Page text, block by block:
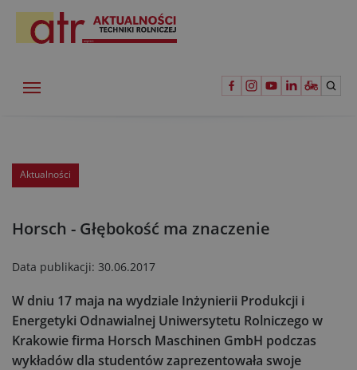
Aktualności
Horsch - Głębokość ma znaczenie
Data publikacji: 30.06.2017
W dniu 17 maja na wydziale Inżynierii Produkcji i
Energetyki Odnawialnej Uniwersytetu Rolniczego w
Krakowie firma Horsch Maschinen GmbH podczas
wykładów dla studentów zaprezentowała swoje